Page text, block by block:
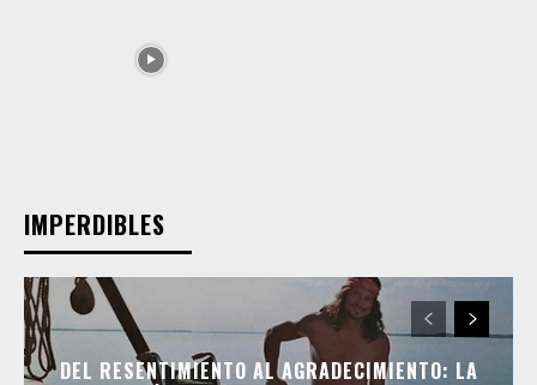
IMPERDIBLES
DEL RESENTIMIENTO AL AGRADECIMIENTO: LA